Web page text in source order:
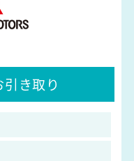
引き取り